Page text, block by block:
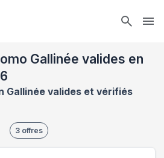
Gallinée valides en
Gallinée valides et vérifiés
3 offres